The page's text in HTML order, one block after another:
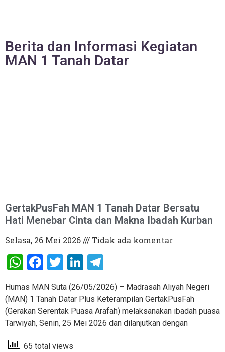
Berita dan Informasi Kegiatan
MAN 1 Tanah Datar
GertakPusFah MAN 1 Tanah Datar Bersatu
Hati Menebar Cinta dan Makna Ibadah Kurban
Selasa, 26 Mei 2026 Tidak ada komentar
WhatsApp
Facebook
TwitterLinkedIn
Humas MAN Suta (26/05/2026) – Madrasah Aliyah Negeri
(MAN) 1 Tanah Datar Plus Keterampilan GertakPusFah
(Gerakan Serentak Puasa Arafah) melaksanakan ibadah puasa
Tarwiyah, Senin, 25 Mei 2026 dan dilanjutkan dengan
65 total views